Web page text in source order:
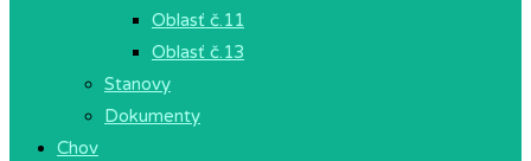
Oblasť č.11
Oblasť č.13
Stanovy
Dokumenty
Chov